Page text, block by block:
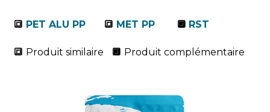
🔳 PET ALU PP 🔳 MET PP 🔲 RST
🔳 Produit similaire 🔲 Produit complémentaire